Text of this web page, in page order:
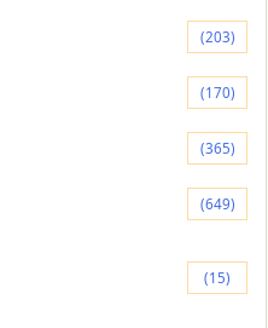
(203)
(170)
(365)
(649)
(15)